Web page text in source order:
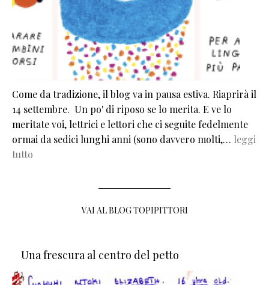
Come da tradizione, il blog va in pausa estiva. Riaprirà il
14 settembre. Un po' di riposo se lo merita. E ve lo
meritate voi, lettrici e lettori che ci seguite fedelmente
ormai da sedici lunghi anni (sono davvero molti,… leggi
tutto
VAI AL BLOG TOPIPITTORI
Una frescura al centro del petto